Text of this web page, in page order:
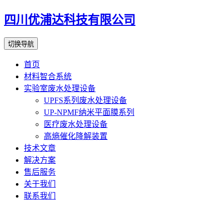
四川优浦达科技有限公司
切换导航
首页
材料智合系统
实验室废水处理设备
UPFS系列废水处理设备
UP-NPMF纳米平面膜系列
医疗废水处理设备
高熵催化降解装置
技术文章
解决方案
售后服务
关于我们
联系我们